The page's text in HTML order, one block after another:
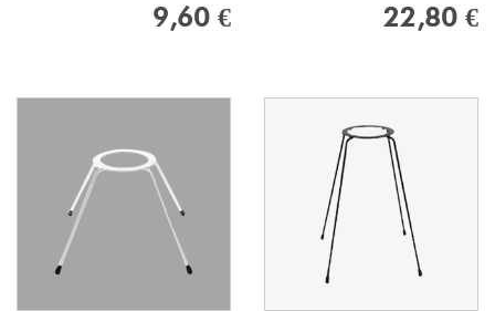
9,60 € 22,80 €